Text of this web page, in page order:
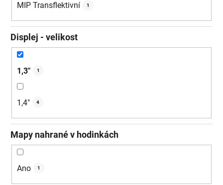
MIP Transflektivní 1
Displej - velikost
1,3" 1
1,4" 4
Mapy nahrané v hodinkách
Ano 1